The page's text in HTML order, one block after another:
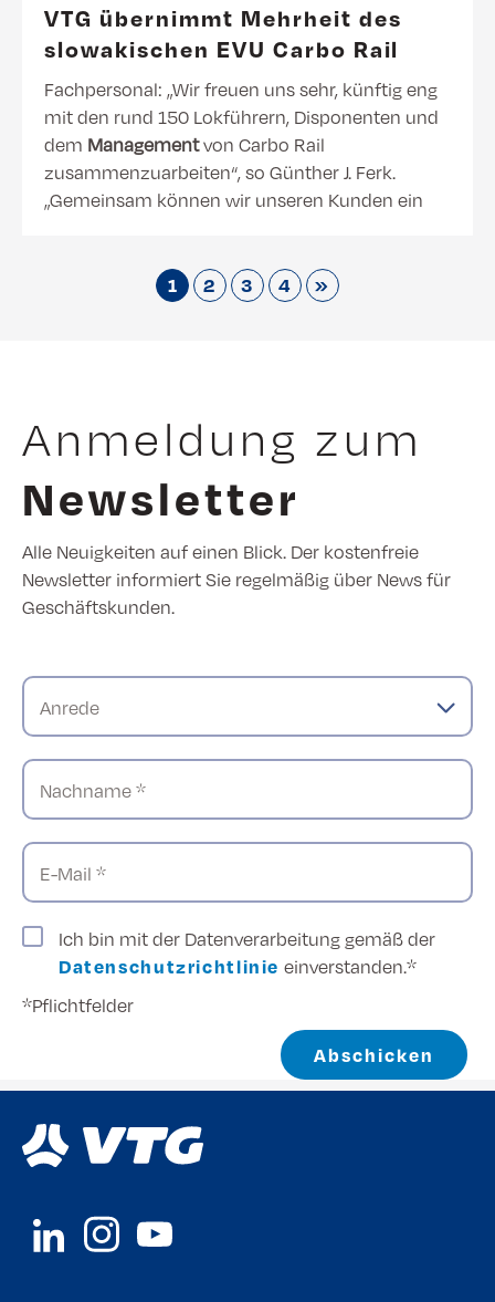
VTG übernimmt Mehrheit des
slowakischen EVU Carbo Rail
Fachpersonal: „Wir freuen uns sehr, künftig eng
mit den rund 150 Lokführern, Disponenten und
dem Managementvon Carbo Rail
zusammenzuarbeiten“, so Günther J. Ferk.
„Gemeinsam können wir unseren Kunden ein
1 2 3 4 »
Anmeldung zum
Newsletter
Alle Neuigkeiten auf einen Blick. Der kostenfreie
Newsletter informiert Sie regelmäßig über News für
Geschäftskunden.
Anrede
Nachname *
E-Mail *
Ich bin mit der Datenverarbeitung gemäß der
Datenschutzrichtlinie einverstanden.*
*Pflichtfelder
Abschicken